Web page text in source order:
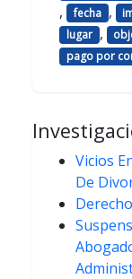
, fecha ,
lugar ,
pago por
Vicios
De